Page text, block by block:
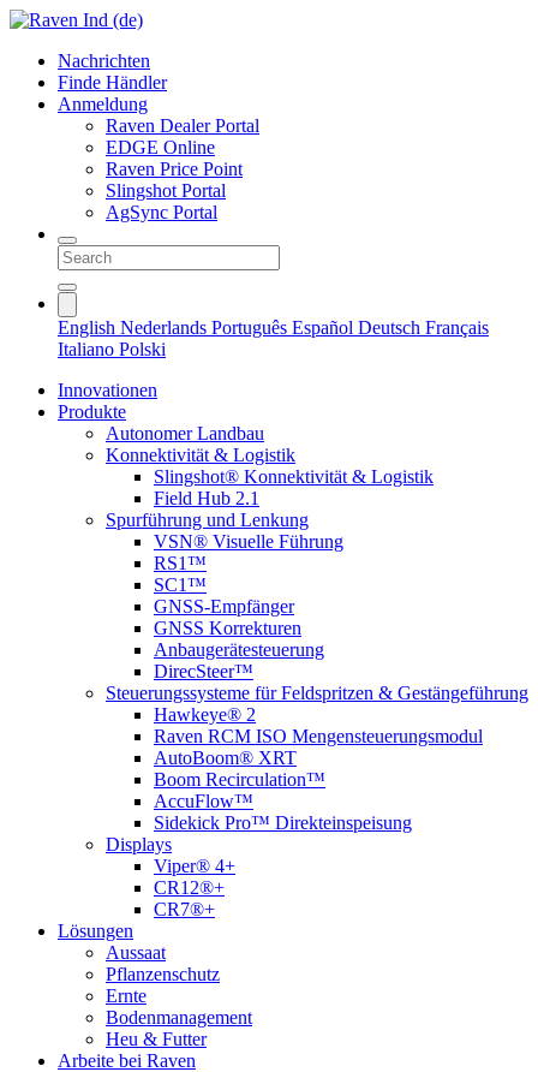
Nachrichten
Finde Händler
Anmeldung
Raven Dealer Portal
EDGE Online
Raven Price Point
Slingshot Portal
AgSync Portal
English Nederlands Português Español Deutsch Français
Italiano Polski
Innovationen
Produkte
Autonomer Landbau
Konnektivität & Logistik
Slingshot® Konnektivität & Logistik
Field Hub 2.1
Spurführung und Lenkung
VSN® Visuelle Führung
RS1™
SC1™
GNSS-Empfänger
GNSS Korrekturen
Anbaugerätesteuerung
DirecSteer™
Steuerungssysteme für Feldspritzen & Gestängeführung
Hawkeye® 2
Raven RCM ISO Mengensteuerungsmodul
AutoBoom® XRT
Boom Recirculation™
AccuFlow™
Sidekick Pro™ Direkteinspeisung
Displays
Viper® 4+
CR12®+
CR7®+
Lösungen
Aussaat
Pflanzenschutz
Ernte
Bodenmanagement
Heu & Futter
Arbeite bei Raven